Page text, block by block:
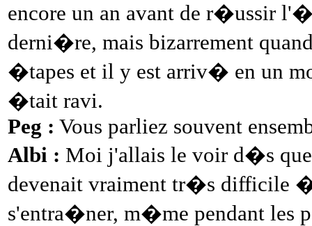
encore un an avant de r�ussir
derni�re, mais bizarrement
�tapes et il y est arriv� en un
�tait ravi.
Peg : Vous parliez souvent
Albi : Moi j'allais le voir d�s
devenait vraiment tr�s difficile
s'entra�ner, m�me pendant les